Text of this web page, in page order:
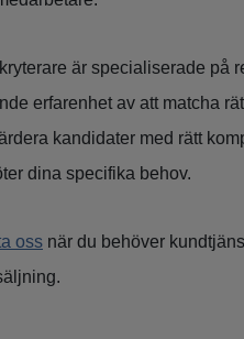
är specialiserade på
erfarenhet av att matcha
kandidater med rätt
dina specifika behov.
ossnär du behöver